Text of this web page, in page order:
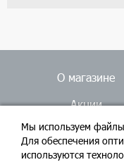
О магазине
Акции
Доставка
Блог
Мы используем
Для обеспечения
используются